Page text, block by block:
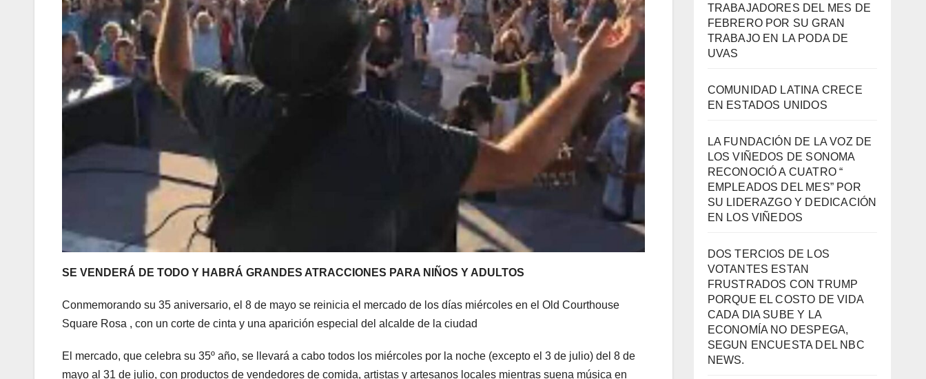
SE VENDERÁ DE TODO Y HABRÁ GRANDES ATRACCIONES PARA NIÑOS Y ADULTOS
Conmemorando su 35 aniversario, el 8 de mayo se reinicia el mercado de los días miércoles en el Old Courthouse
Square Rosa , con un corte de cinta y una aparición especial del alcalde de la ciudad
El mercado, que celebra su 35º año, se llevará a cabo todos los miércoles por la noche (excepto el 3 de julio) del 8 de
mayo al 31 de julio, con productos de vendedores de comida, artistas y artesanos locales mientras suena música en
TRABAJADORES DEL MES DE
FEBRERO POR SU GRAN
TRABAJO EN LA PODA DE
UVAS
COMUNIDAD LATINA CRECE
EN ESTADOS UNIDOS
LA FUNDACIÓN DE LA VOZ DE
LOS VIÑEDOS DE SONOMA
RECONOCIÓ A CUATRO “
EMPLEADOS DEL MES” POR
SU LIDERAZGO Y DEDICACIÓN
EN LOS VIÑEDOS
DOS TERCIOS DE LOS
VOTANTES ESTAN
FRUSTRADOS CON TRUMP
PORQUE EL COSTO DE VIDA
CADA DIA SUBE Y LA
ECONOMÍA NO DESPEGA,
SEGUN ENCUESTA DEL NBC
NEWS.